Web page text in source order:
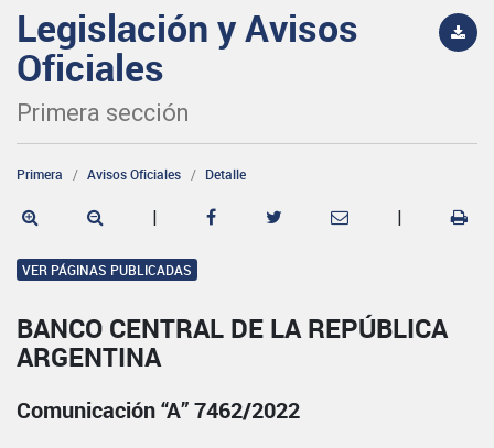
Legislación y Avisos
Oficiales
Primera sección
Primera Avisos Oficiales Detalle
| |
VER PÁGINAS PUBLICADAS
BANCO CENTRAL DE LA REPÚBLICA
ARGENTINA
Comunicación “A” 7462/2022